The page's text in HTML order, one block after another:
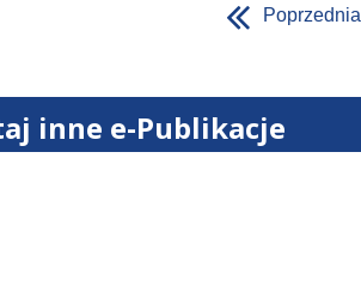
Poprzednia
inne e-Publikacje